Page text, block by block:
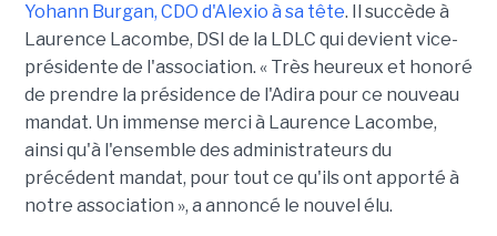
Yohann Burgan, CDO d'Alexio à sa tête. Il succède à
Laurence Lacombe, DSI de la LDLC qui devient vice-
présidente de l'association. « Très heureux et honoré
de prendre la présidence de l'Adira pour ce nouveau
mandat. Un immense merci à Laurence Lacombe,
ainsi qu'à l'ensemble des administrateurs du
précédent mandat, pour tout ce qu'ils ont apporté à
notre association », a annoncé le nouvel élu.